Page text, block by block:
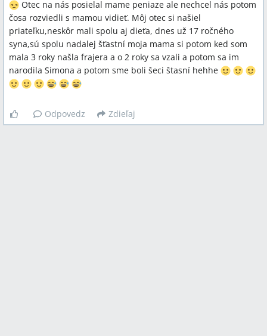
Otec na nás posielal mame peniaze ale nechcel nás potom
čosa rozviedli s mamou vidieť. Môj otec si našiel
priateľku,neskôr mali spolu aj dieťa, dnes už 17 ročného
syna,sú spolu nadalej šťastní moja mama si potom ked som
mala 3 roky našla frajera a o 2 roky sa vzali a potom sa im
narodila Simona a potom sme boli šeci štasní hehhe
Odpovedz Zdieľaj